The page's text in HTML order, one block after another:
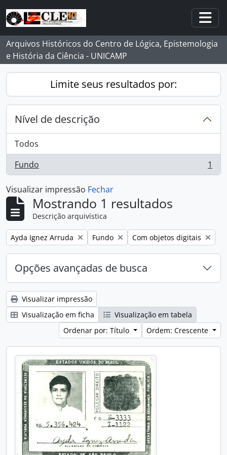
Skip to main content
Arquivos Históricos do Centro de Lógica, Epistemologia
e História da Ciência - UNICAMP
Limite seus resultados por:
Nível de descrição
Todos
Fundo
, 1 resultados 1
Visualizar impressão Fechar
Mostrando 1 resultados
Descrição arquivística
Remover filtro:
Ayda Ignez Arruda Remover filtro:
Fundo Remover filtro:
Com objetos digitais
Opções avançadas de busca
Visualizar impressão
Visualização em ficha
Visualização em tabela
Ordenar por: Título
Ordem: Crescente